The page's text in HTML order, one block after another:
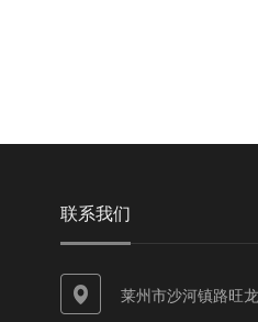
联系我们
莱州市沙河镇路旺